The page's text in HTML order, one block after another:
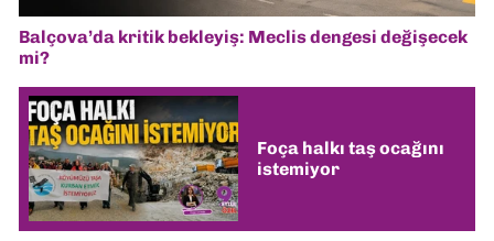
Balçova’da kritik bekleyiş: Meclis dengesi değişecek
mi?
Foça halkı taş ocağını
istemiyor